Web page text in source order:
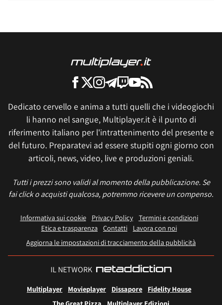
Dedicato cervello e anima a tutti quelli che i videogiochi
li hanno nel sangue, Multiplayer.it è il punto di
riferimento italiano per l'intrattenimento del presente e
del futuro. Preparatevi ad essere stupiti ogni giorno con
articoli, news, video, live e produzioni geniali.
Tutti i prezzi sono validi al momento della pubblicazione. Se
fai click o acquisti qualcosa, potremmo ricevere un compenso.
Informativa sui cookie Privacy Policy
Termini e condizioni
Etica e trasparenza Contatti
Lavora con noi
Aggiorna le impostazioni di tracciamento della pubblicità
IL NETWORK
Multiplayer Movieplayer Dissapore
Fidelity House